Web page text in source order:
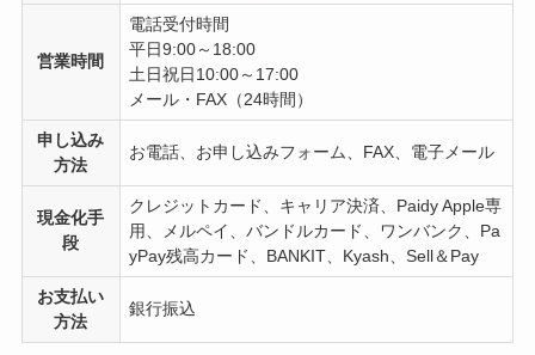
営業時間
電話受付時間
平日9:00～18:00
土日祝日10:00～17:00
メール・FAX（24時間）
申し込み
方法
お電話、お申し込みフォーム、FAX、電子メール
現金化手
段
クレジットカード、キャリア決済、Paidy Apple専
用、メルペイ、バンドルカード、ワンバンク、Pa
yPay残高カード、BANKIT、Kyash、Sell＆Pay
お支払い
方法
銀行振込